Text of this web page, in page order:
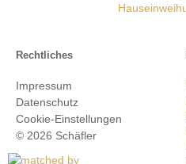
Rechtliches
Impressum
Datenschutz
Cookie-Einstellungen
© 2026 Schäfler